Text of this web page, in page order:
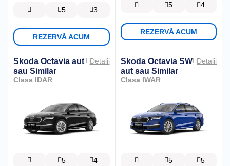
5 3
REZERVĂ ACUM
5 4
REZERVĂ ACUM
Skoda Octavia aut
sau Similar
Clasa IDAR
Detalii
5 4
Skoda Octavia SW
aut sau Similar
Clasa IWAR
Detalii
5 5